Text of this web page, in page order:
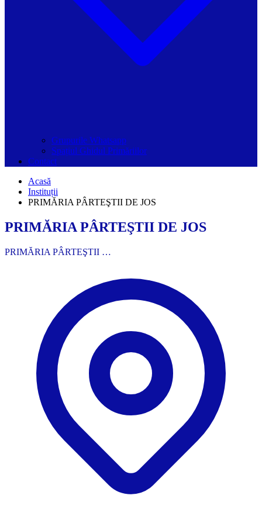
Grupurile Whatsapp
Spațiul Ghidul Primăriilor
Contact
Acasă
Instituții
PRIMĂRIA PÂRTEŞTII DE JOS
PRIMĂRIA PÂRTEŞTII DE JOS
PRIMĂRIA PÂRTEŞTII …